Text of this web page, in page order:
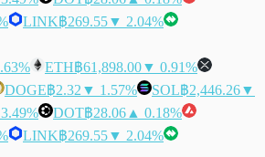
LINK฿269.55▼ 2.04%
ETH฿61,898.00▼ 0.91%
DOGE฿2.32 ▼ 1.57% SOL฿2,446.26▼
DOT฿28.06 ▲ 0.18%
LINK฿269.55▼ 2.04%